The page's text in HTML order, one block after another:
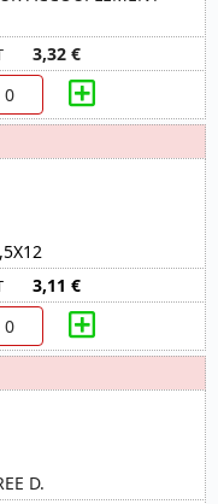
3,32 €
3,11 €
D.